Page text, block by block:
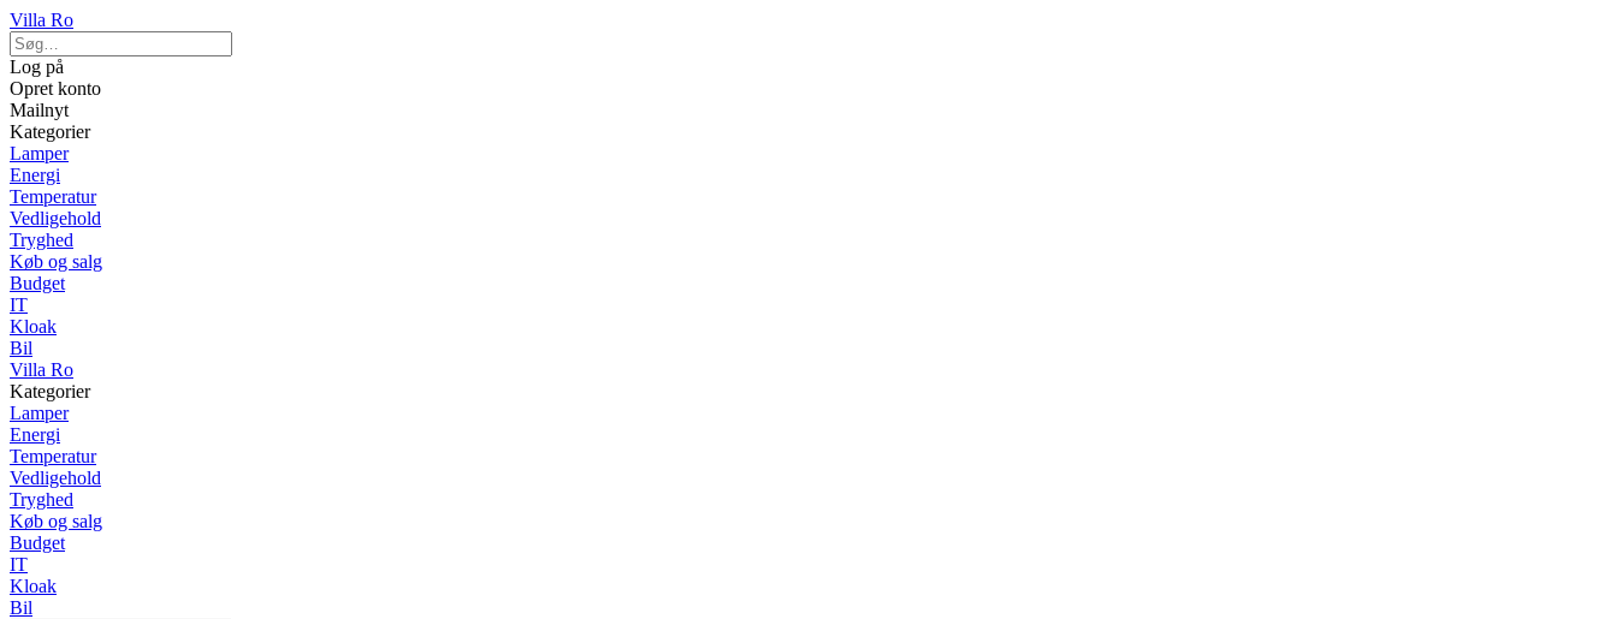
Villa Ro
Log på
Opret konto
Mailnyt
Kategorier
Lamper
Energi
Temperatur
Vedligehold
Tryghed
Køb og salg
Budget
IT
Kloak
Bil
Villa Ro
Kategorier
Lamper
Energi
Temperatur
Vedligehold
Tryghed
Køb og salg
Budget
IT
Kloak
Bil